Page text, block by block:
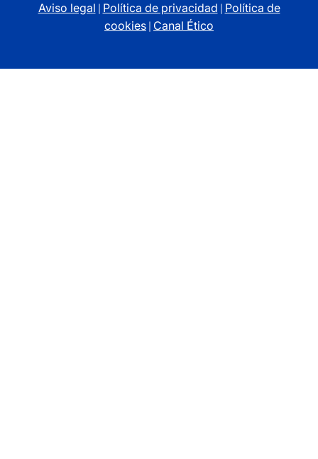
Aviso legal Política de privacidad Política de
cookies Canal Ético